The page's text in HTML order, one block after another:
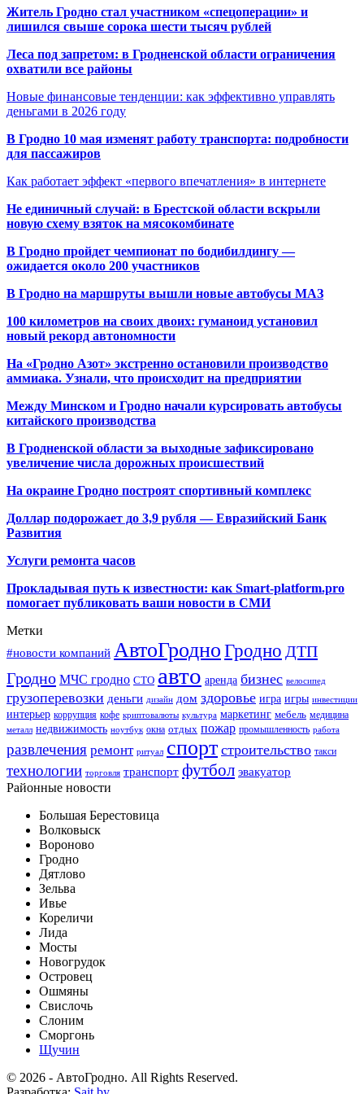
Житель Гродно стал участником «спецоперации» и
лишился свыше сорока шести тысяч рублей
Леса под запретом: в Гродненской области ограничения
охватили все районы
Новые финансовые тенденции: как эффективно управлять
деньгами в 2026 году
В Гродно 10 мая изменят работу транспорта: подробности
для пассажиров
Как работает эффект «первого впечатления» в интернете
Не единичный случай: в Брестской области вскрыли
новую схему взяток на мясокомбинате
В Гродно пройдет чемпионат по бодибилдингу —
ожидается около 200 участников
В Гродно на маршруты вышли новые автобусы МАЗ
100 километров на своих двоих: гуманоид установил
новый рекорд автономности
На «Гродно Азот» экстренно остановили производство
аммиака. Узнали, что происходит на предприятии
Между Минском и Гродно начали курсировать автобусы
китайского производства
В Гродненской области за выходные зафиксировано
увеличение числа дорожных происшествий
На окраине Гродно построят спортивный комплекс
Доллар подорожает до 3,9 рубля — Евразийский Банк
Развития
Услуги ремонта часов
Прокладывая путь к известности: как Smart-platform.pro
помогает публиковать ваши новости в СМИ
Метки
#новости компаний АвтоГродноГродно ДТП
Гродно МЧС гродно СТО авто аренда бизнес велосипед
грузоперевозки деньги дизайн дом здоровье игра игры инвестиции
интерьер коррупция кофе криптовалюты культура маркетинг мебель медицина
металл недвижимость ноутбук окна отдых пожар промышленность работа
развлечения ремонт ритуал спорт строительство такси
технологии торговля транспорт футбол эвакуатор
Районные новости
Большая Берестовица
Волковыск
Вороново
Гродно
Дятлово
Зельва
Ивье
Кореличи
Лида
Мосты
Новогрудок
Островец
Ошмяны
Свислочь
Слоним
Сморгонь
Щучин
© 2026 - АвтоГродно. All Rights Reserved.